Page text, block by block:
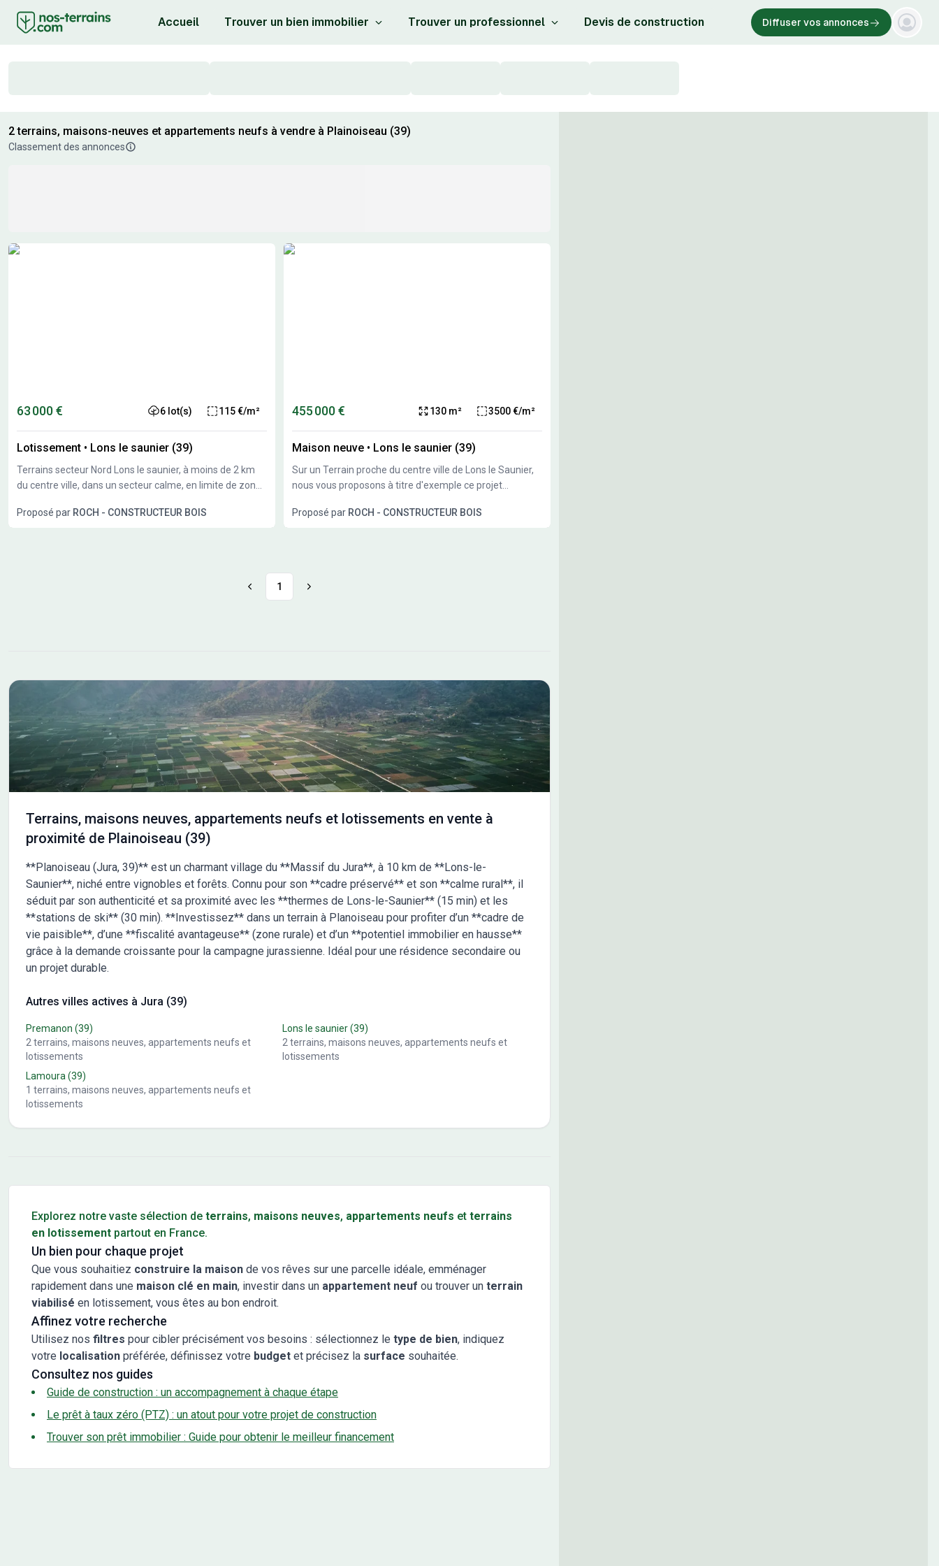
Accueil Trouver un bien immobilier Trouver un professionnel Devis de construction Diffuser vos annonces
2 terrains, maisons-neuves et appartements neufs à vendre à Plainoiseau (39)
Classement des annonces
Résultats de recherche
63 000 € 6 lot(s) 115 €/m²
Lotissement • Lons le saunier (39)
Terrains secteur Nord Lons le saunier, à moins de 2 km
du centre ville, dans un secteur calme, en limite de zone
constructibles de 550 à 1300M²
Proposé par ROCH - CONSTRUCTEUR BOIS
455 000 € 130 m² 3500 €/m²
Maison neuve • Lons le saunier (39)
Sur un Terrain proche du centre ville de Lons le Saunier,
nous vous proposons à titre d'exemple ce projet
Proposé par ROCH - CONSTRUCTEUR BOIS
1
Terrains, maisons neuves, appartements neufs et lotissements en vente à
proximité de Plainoiseau (39)
**Planoiseau (Jura, 39)** est un charmant village du **Massif du Jura**, à 10 km de **Lons-le-
Saunier**, niché entre vignobles et forêts. Connu pour son **cadre préservé** et son **calme rural**, il
séduit par son authenticité et sa proximité avec les **thermes de Lons-le-Saunier** (15 min) et les
**stations de ski** (30 min). **Investissez** dans un terrain à Planoiseau pour profiter d’un **cadre de
vie paisible**, d’une **fiscalité avantageuse** (zone rurale) et d’un **potentiel immobilier en hausse**
grâce à la demande croissante pour la campagne jurassienne. Idéal pour une résidence secondaire ou
un projet durable.
Autres villes actives à Jura (39)
Premanon (39)
2terrains, maisons neuves, appartements neufs et
lotissements
Lons le saunier(39)
2terrains, maisons neuves, appartements neufs et
lotissements
Lamoura(39)
1 terrains, maisons neuves, appartements neufs et
lotissements
Explorez notre vaste sélection de terrains, maisons neuves, appartements neufs et terrains
en lotissement partout en France.
Un bien pour chaque projet
Que vous souhaitiez construire la maison de vos rêves sur une parcelle idéale, emménager
rapidement dans une maison clé en main, investir dans un appartement neuf ou trouver un terrain
viabilisé en lotissement, vous êtes au bon endroit.
Affinez votre recherche
Utilisez nos filtres pour cibler précisément vos besoins : sélectionnez le type de bien, indiquez
votre localisation préférée, définissez votre budget et précisez la surface souhaitée.
Consultez nos guides
Guide de construction : un accompagnement à chaque étape
Le prêt à taux zéro (PTZ) : un atout pour votre projet de construction
Trouver son prêt immobilier : Guide pour obtenir le meilleur financement